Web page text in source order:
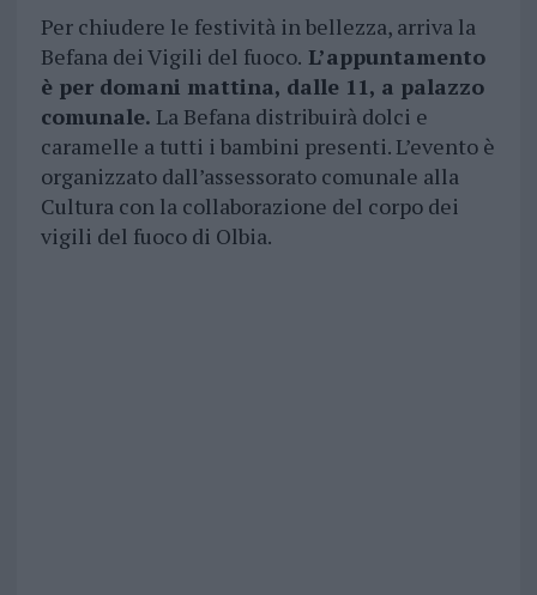
Per chiudere le festività in bellezza, arriva la
Befana dei Vigili del fuoco. L’appuntamento
è per domani mattina, dalle 11, a palazzo
comunale. La Befana distribuirà dolci e
caramelle a tutti i bambini presenti. L’evento è
organizzato dall’assessorato comunale alla
Cultura con la collaborazione del corpo dei
vigili del fuoco di Olbia.